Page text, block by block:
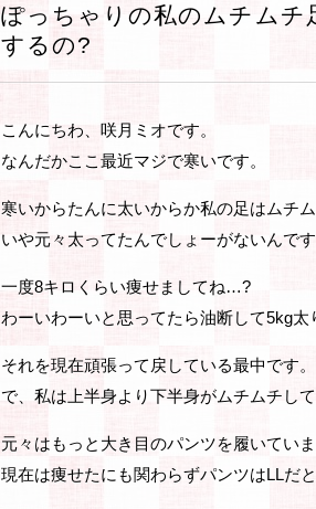
ぽっちゃりの私のムチムチ
するの?
こんにちわ、咲月ミオです。
なんだかここ最近マジで寒いです。
寒いからたんに太いからか私の足はムチ
いや元々太ってたんでしょーがないんです
一度8キロくらい痩せましてね…?
わーいわーいと思ってたら油断して5kg太
それを現在頑張って戻している最中です。
で、私は上半身より下半身がムチムチし
元々はもっと大き目のパンツを履いてい
現在は痩せたにも関わらずパンツはLLだ